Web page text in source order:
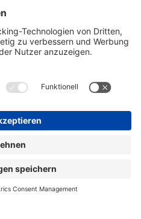
Barrierefreiheitserklärung